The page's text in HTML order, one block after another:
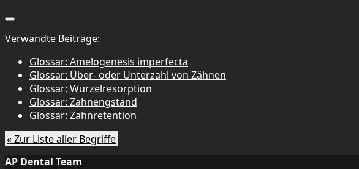
Verwandte Beiträge:
Glossar: Amelogenesis imperfecta
Glossar: Über- oder Unterzahl von Zähnen
Glossar: Wurzelresorption
Glossar: Zahnengstand
Glossar: Zahnretention
« Zur Liste aller Begriffe
AP Dental Team